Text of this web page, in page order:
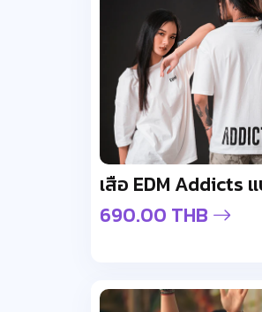
เสื้อ EDM Addicts แ
690.00 THB